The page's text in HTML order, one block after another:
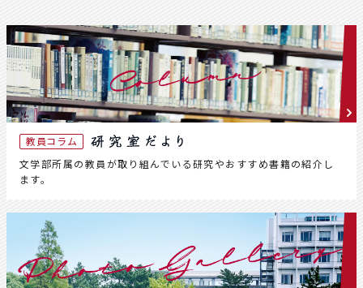
教員コラム
文学部所属の教員が取り組んでいる研究やおすすめ書籍の紹介し
ます。